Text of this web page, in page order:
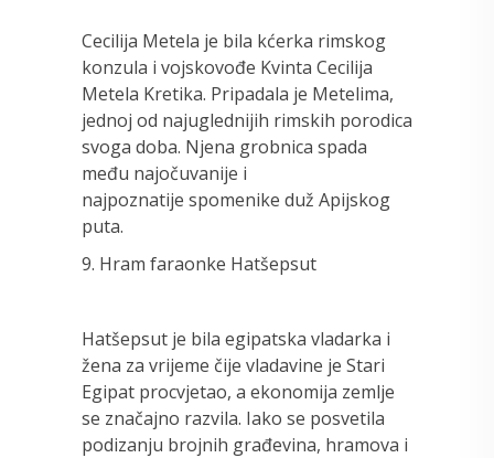
Cecilija Metela je bila kćerka rimskog
konzula i vojskovođe Kvinta Cecilija
Metela Kretika. Pripadala je Metelima,
jednoj od najuglednijih rimskih porodica
svoga doba. Njena grobnica spada
među najočuvanije i
najpoznatije spomenike duž Apijskog
puta.
9. Hram faraonke Hatšepsut
Hatšepsut je bila egipatska vladarka i
žena za vrijeme čije vladavine je Stari
Egipat procvjetao, a ekonomija zemlje
se značajno razvila. Iako se posvetila
podizanju brojnih građevina, hramova i